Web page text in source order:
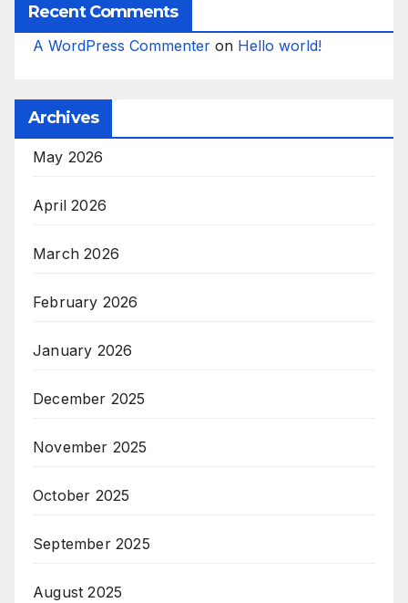
Recent Comments
A WordPress Commenter on Hello world!
Archives
May 2026
April 2026
March 2026
February 2026
January 2026
December 2025
November 2025
October 2025
September 2025
August 2025